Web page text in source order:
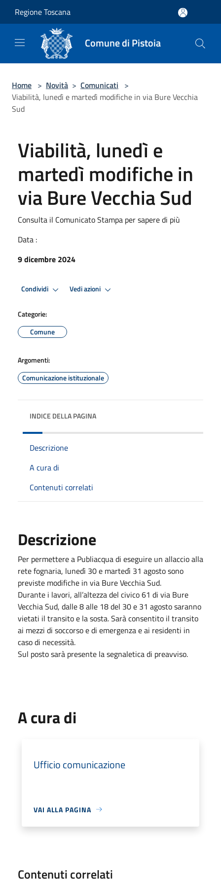
Regione Toscana
Comune di Pistoia
Home > Novità > Comunicati >
Viabilità, lunedì e martedì modifiche in via Bure Vecchia
Sud
Viabilità, lunedì e
martedì modifiche in
via Bure Vecchia Sud
Consulta il Comunicato Stampa per sapere di più
Data :
9 dicembre 2024
Condividi Vedi azioni
Categorie:
Comune
Argomenti:
Comunicazione istituzionale
INDICE DELLA PAGINA
Descrizione
A cura di
Contenuti correlati
Descrizione
Per permettere a Publiacqua di eseguire un allaccio alla
rete fognaria, lunedì 30 e martedì 31 agosto sono
previste modifiche in via Bure Vecchia Sud.
Durante i lavori, all’altezza del civico 61 di via Bure
Vecchia Sud, dalle 8 alle 18 del 30 e 31 agosto saranno
vietati il transito e la sosta. Sarà consentito il transito
ai mezzi di soccorso e di emergenza e ai residenti in
caso di necessità.
Sul posto sarà presente la segnaletica di preavviso.
A cura di
Ufficio comunicazione
VAI ALLA PAGINA
Contenuti correlati